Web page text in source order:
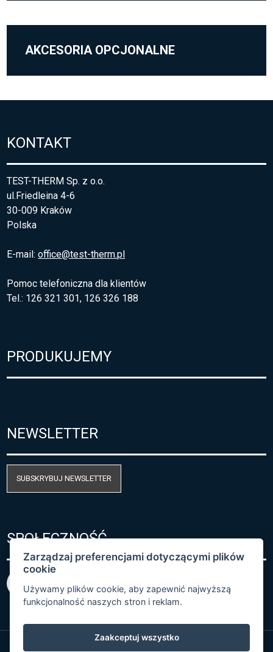
AKCESORIA OPCJONALNE
KONTAKT
TEST-THERM Sp. z o.o.
ul.Friedleina 4-6
30-009 Kraków
Polska
E-mail:office@test-therm.pl
Pomoc telefoniczna dla klientów
Tel.: 126 321 301, 126 326 188
PRODUKUJEMY
NEWSLETTER
SUBSKRYBUJ NEWSLETTER
SPOŁECZNOŚĆ
Zarządzaj preferencjami dotyczącymi plików
cookie
Używamy plików cookie, aby zapewnić najwyższą
funkcjonalność naszych stron i reklam.
Zaakceptuj wszystko